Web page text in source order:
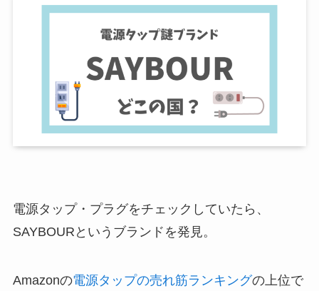
電源タップ・プラグをチェックしていたら、
SAYBOURというブランドを発見。
Amazonの電源タップの売れ筋ランキングの上位で